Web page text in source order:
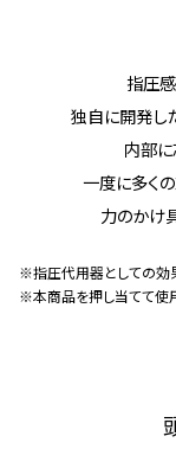
指圧感
独自に開発し
内部
一度に多くの
力のかけ
※指圧代用器としての効
※本商品を押し当てて使